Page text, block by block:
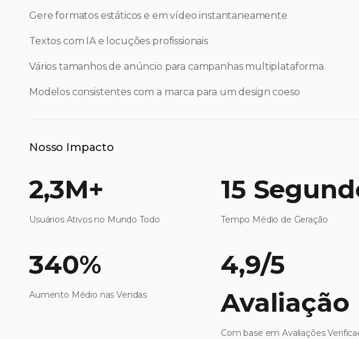
Gere formatos estáticos e em vídeo instantaneamente
Textos com IA e locuções profissionais
Vários tamanhos de anúncio para campanhas multiplataforma
Modelos consistentes com a marca para um design coeso
Nosso Impacto
2,3M+
Usuários Ativos no Mundo Todo
15
Tempo Médio de Geração
340%
Aumento Médio nas Vendas
4,9/5
Avaliação
Com base em Avaliações